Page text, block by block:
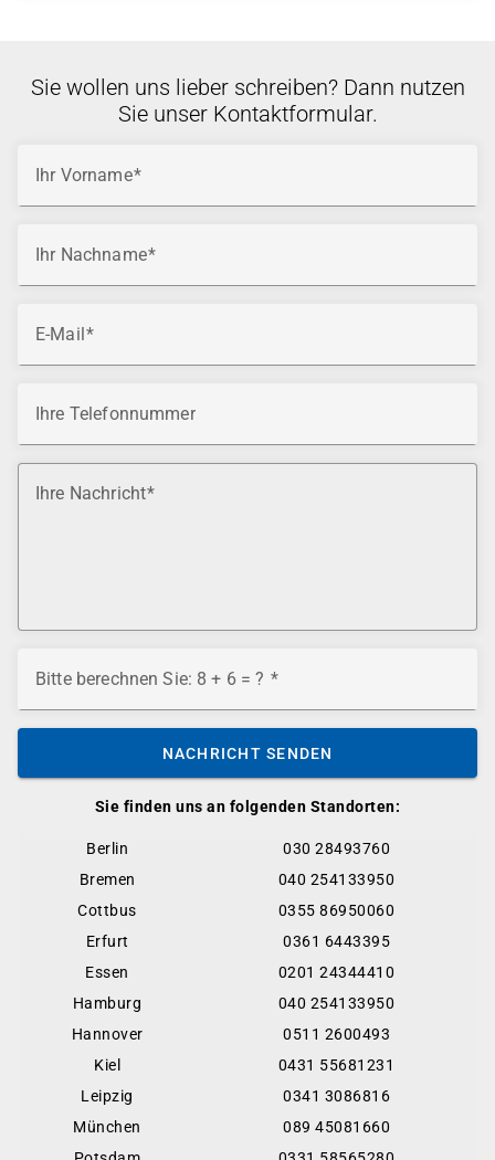
Sie finden uns an folgenden Standorten:
Berlin
030 28493760
Bremen
040 254133950
Cottbus
0355 86950060
Erfurt
0361 6443395
Essen
0201 24344410
Hamburg
040 254133950
Hannover
0511 2600493
Kiel
0431 55681231
Leipzig
0341 3086816
München
089 45081660
Sie wollen uns lieber schreiben? Dann nutzen
Sie unser Kontaktformular.
Ihr Vorname
Ihr Nachname
E-Mail
Ihre Telefonnummer
Ihre Nachricht
Bitte berechnen Sie: 8 + 6 = ?
NACHRICHT SENDEN